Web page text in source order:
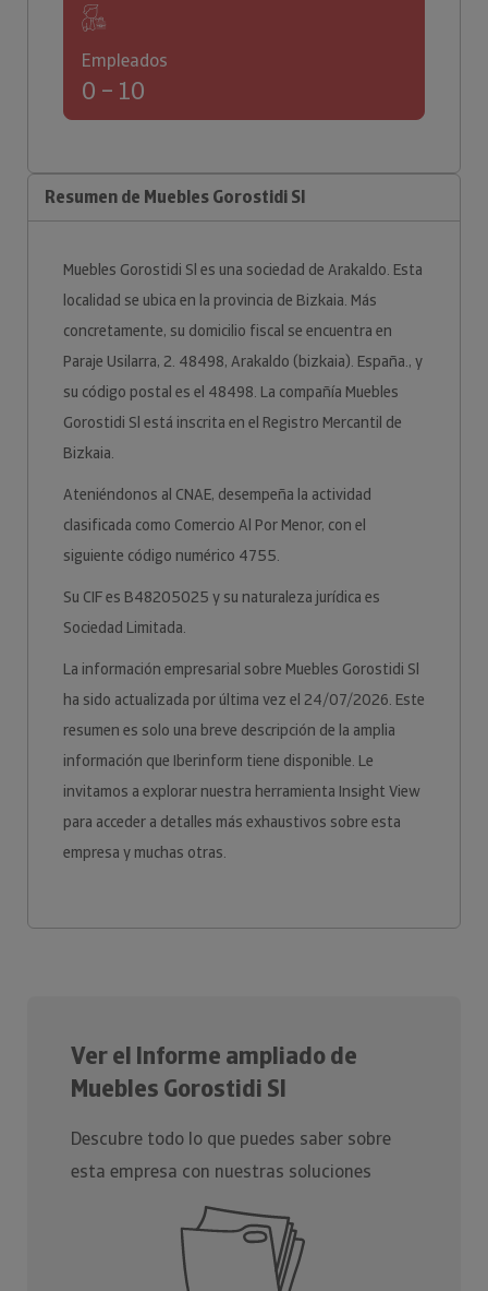
Empleados
0 – 10
Resumen de Muebles Gorostidi Sl
Muebles Gorostidi Sl es una sociedad de Arakaldo. Esta
localidad se ubica en la provincia de Bizkaia. Más
concretamente, su domicilio fiscal se encuentra en
Paraje Usilarra, 2. 48498, Arakaldo (bizkaia). España., y
su código postal es el 48498. La compañía Muebles
Gorostidi Sl está inscrita en el Registro Mercantil de
Bizkaia.
Ateniéndonos al CNAE, desempeña la actividad
clasificada como Comercio Al Por Menor, con el
siguiente código numérico 4755.
Su CIF es B48205025 y su naturaleza jurídica es
Sociedad Limitada.
La información empresarial sobre Muebles Gorostidi Sl
ha sido actualizada por última vez el 24/07/2026. Este
resumen es solo una breve descripción de la amplia
información que Iberinform tiene disponible. Le
invitamos a explorar nuestra herramienta Insight View
para acceder a detalles más exhaustivos sobre esta
empresa y muchas otras.
Ver el Informe ampliado de
Muebles Gorostidi Sl
Descubre todo lo que puedes saber sobre
esta empresa con nuestras soluciones